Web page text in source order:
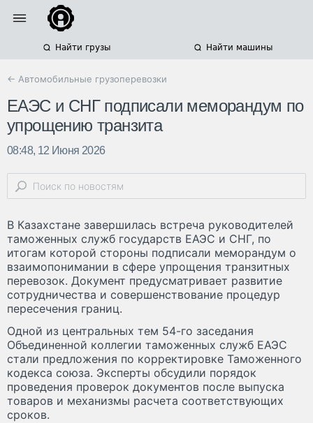
Найти грузы Найти машины
← Автомобильные грузоперевозки
ЕАЭС и СНГ подписали меморандум по
упрощению транзита
08:48, 12 Июня 2026
В Казахстане завершилась встреча руководителей
таможенных служб государств ЕАЭС и СНГ, по
итогам которой стороны подписали меморандум о
взаимопонимании в сфере упрощения транзитных
перевозок. Документ предусматривает развитие
сотрудничества и совершенствование процедур
пересечения границ.
Одной из центральных тем 54-го заседания
Объединенной коллегии таможенных служб ЕАЭС
стали предложения по корректировке Таможенного
кодекса союза. Эксперты обсудили порядок
проведения проверок документов после выпуска
товаров и механизмы расчета соответствующих
сроков.